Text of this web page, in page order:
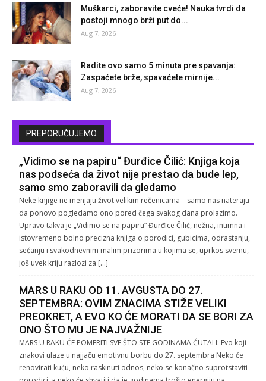
Muškarci, zaboravite cveće! Nauka tvrdi da
postoji mnogo brži put do...
Aug 7, 2026
Radite ovo samo 5 minuta pre spavanja:
Zaspaćete brže, spavaćete mirnije...
Aug 7, 2026
PREPORUČUJEMO
„Vidimo se na papiru“ Đurđice Čilić: Knjiga koja
nas podseća da život nije prestao da bude lep,
samo smo zaboravili da gledamo
Neke knjige ne menjaju život velikim rečenicama – samo nas nateraju
da ponovo pogledamo ono pored čega svakog dana prolazimo.
Upravo takva je „Vidimo se na papiru“ Đurđice Čilić, nežna, intimna i
istovremeno bolno precizna knjiga o porodici, gubicima, odrastanju,
sećanju i svakodnevnim malim prizorima u kojima se, uprkos svemu,
još uvek kriju razlozi za […]
MARS U RAKU OD 11. AVGUSTA DO 27.
SEPTEMBRA: OVIM ZNACIMA STIŽE VELIKI
PREOKRET, A EVO KO ĆE MORATI DA SE BORI ZA
ONO ŠTO MU JE NAJVAŽNIJE
MARS U RAKU ĆE POMERITI SVE ŠTO STE GODINAMA ĆUTALI: Evo koji
znakovi ulaze u najjaču emotivnu borbu do 27. septembra Neko će
renovirati kuću, neko raskinuti odnos, neko se konačno suprotstaviti